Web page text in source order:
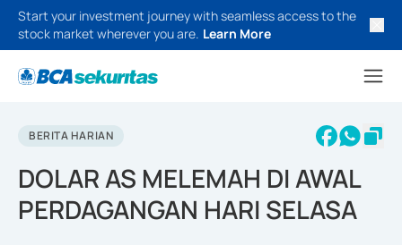
Start your investment journey with seamless access to the
stock market wherever you are. Learn More
BERITA HARIAN
DOLAR AS MELEMAH DI AWAL
PERDAGANGAN HARI SELASA